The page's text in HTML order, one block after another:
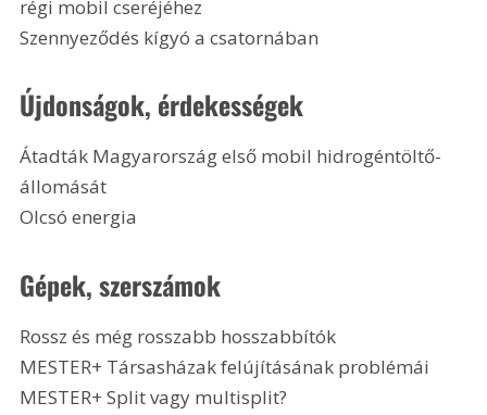
régi mobil cseréjéhez
Szennyeződés kígyó a csatornában
Újdonságok, érdekességek
Átadták Magyarország első mobil hidrogéntöltő-
állomását
Olcsó energia
Gépek, szerszámok
Rossz és még rosszabb hosszabbítók
MESTER+ Társasházak felújításának problémái
MESTER+ Split vagy multisplit?